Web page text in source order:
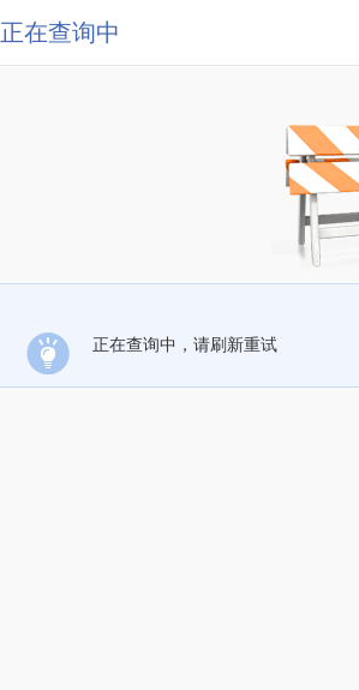
正在查询中
正在查询中，请刷新重试